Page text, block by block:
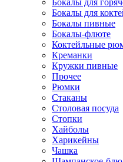
Бокалы для
Бокалы для
Бокалы пивные
Бокалы-флюте
Коктейльные
Креманки
Кружки пивные
Прочее
Рюмки
Стаканы
Столовая посуда
Стопки
Хайболы
Харикейны
Чашка